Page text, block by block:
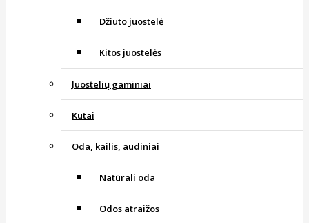
Džiuto juostelė
Kitos juostelės
Juostelių gaminiai
Kutai
Oda, kailis, audiniai
Natūrali oda
Odos atraižos